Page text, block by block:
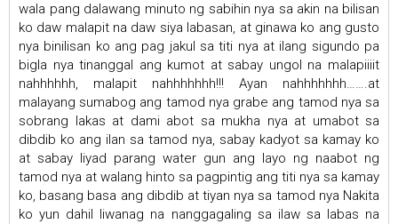
wala pang dalawang minuto ng sabihin nya sa akin na bilisan
ko daw malapit na daw siya labasan, at ginawa ko ang gusto
nya binilisan ko ang pag jakul sa titi nya at ilang sigundo pa
bigla nya tinanggal ang kumot at sabay ungol na malapiiiit
nahhhhhh, malapit nahhhhhhh!!! Ayan nahhhhhhh…….at
malayang sumabog ang tamod nya grabe ang tamod nya sa
sobrang lakas at dami abot sa mukha nya at umabot sa
dibdib ko ang ilan sa tamod nya, sabay kadyot sa kamay ko
at sabay liyad parang water gun ang layo ng naabot ng
tamod nya at walang hinto sa pagpintig ang titi nya sa kamay
ko, basang basa ang dibdib at tiyan nya sa tamod nya Nakita
ko yun dahil liwanag na nanggagaling sa ilaw sa labas na